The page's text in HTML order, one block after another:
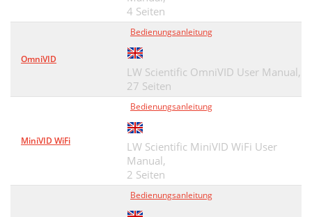
4 Seiten
OmniVID
Bedienungsanleitung
LW Scientific OmniVID User Manual,
27 Seiten
MiniVID WiFi
Bedienungsanleitung
LW Scientific MiniVID WiFi User
Manual,
2 Seiten
Bedienungsanleitung